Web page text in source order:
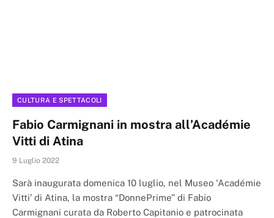
CULTURA E SPETTACOLI
Fabio Carmignani in mostra all’Académie
Vitti di Atina
9 Luglio 2022
Sarà inaugurata domenica 10 luglio, nel Museo ‘Académie
Vitti’ di Atina, la mostra “DonnePrime” di Fabio
Carmignani curata da Roberto Capitanio e patrocinata